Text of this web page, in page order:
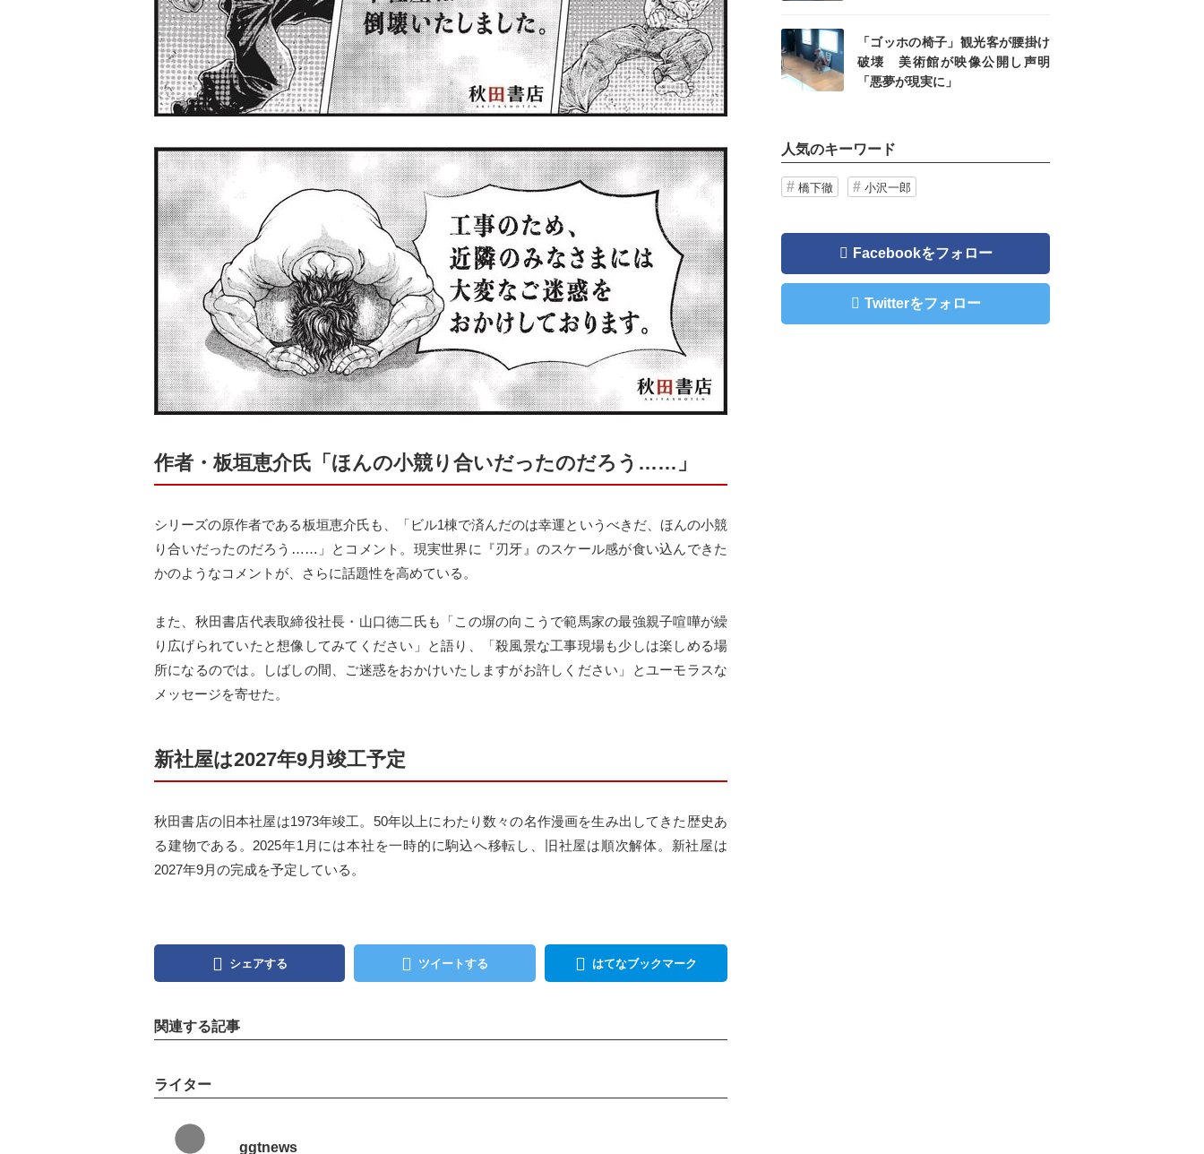
作者・板垣恵介氏「ほんの小競り合いだったのだろう……」
シリーズの原作者である板垣恵介氏も、「ビル1棟で済んだのは幸運というべきだ、ほんの小競
り合いだったのだろう……」とコメント。現実世界に『刃牙』のスケール感が食い込んできた
かのようなコメントが、さらに話題性を高めている。
また、秋田書店代表取締役社長・山口徳二氏も「この塀の向こうで範馬家の最強親子喧嘩が繰
り広げられていたと想像してみてください」と語り、「殺風景な工事現場も少しは楽しめる場
所になるのでは。しばしの間、ご迷惑をおかけいたしますがお許しください」とユーモラスな
メッセージを寄せた。
新社屋は2027年9月竣工予定
秋田書店の旧本社屋は1973年竣工。50年以上にわたり数々の名作漫画を生み出してきた歴史あ
る建物である。2025年1月には本社を一時的に駒込へ移転し、旧社屋は順次解体。新社屋は
2027年9月の完成を予定している。
シェアする ツイートする はてなブックマーク
関連する記事
ライター
ggtnews
「ゴッホの椅子」観光客が腰掛け
破壊 美術館が映像公開し声明
「悪夢が現実に」
記事を読む
人気のキーワード
橋下徹 小沢一郎
Facebookをフォロー
Twitterをフォロー